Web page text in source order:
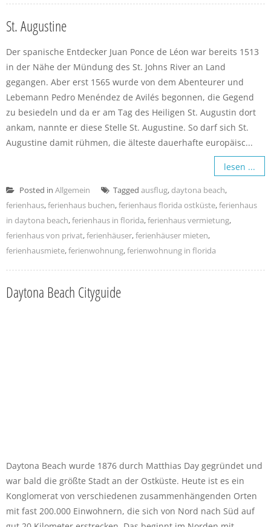
St. Augustine
Der spanische Entdecker Juan Ponce de Léon war bereits 1513
in der Nähe der Mündung des St. Johns River an Land
gegangen. Aber erst 1565 wurde von dem Abenteurer und
Lebemann Pedro Menéndez de Avilés begonnen, die Gegend
zu besiedeln und da er am Tag des Heiligen St. Augustin dort
ankam, nannte er diese Stelle St. Augustine. So darf sich St.
Augustine damit rühmen, die älteste dauerhafte europäisc...
lesen ...
Posted in Allgemein Tagged ausflug,daytona beach,
ferienhaus,ferienhaus buchen,ferienhaus florida ostküste,ferienhaus
in daytona beach,ferienhaus in florida,ferienhaus vermietung,
ferienhaus von privat,ferienhäuser,ferienhäuser mieten,
ferienhausmiete,ferienwohnung,ferienwohnung in florida
Daytona Beach Cityguide
Daytona Beach wurde 1876 durch Matthias Day gegründet und
war bald die größte Stadt an der Ostküste. Heute ist es ein
Konglomerat von verschiedenen zusammenhängenden Orten
mit fast 200.000 Einwohnern, die sich von Nord nach Süd auf